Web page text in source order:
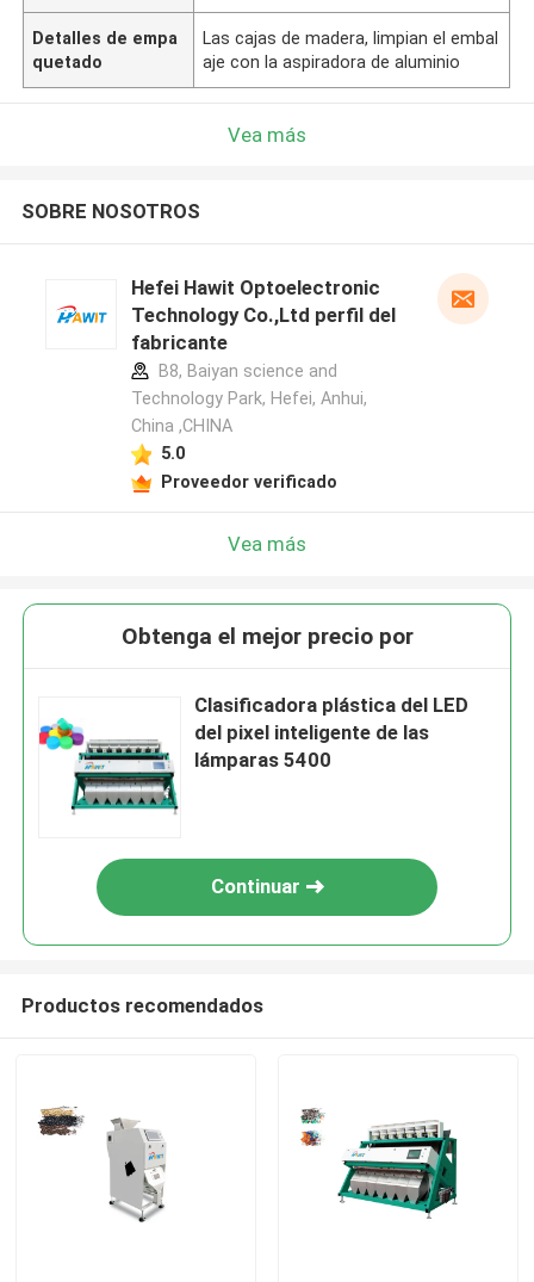
Detalles de empa
quetado
Las cajas de madera, limpian el embal
aje con la aspiradora de aluminio
Vea más
SOBRE NOSOTROS
Hefei Hawit Optoelectronic
Technology Co.,Ltd perfil del
fabricante
B8, Baiyan science and
Technology Park, Hefei, Anhui,
China ,CHINA
5.0
Proveedor verificado
Vea más
Obtenga el mejor precio por
Clasificadora plástica del LED
del pixel inteligente de las
lámparas 5400
Continuar
Productos recomendados